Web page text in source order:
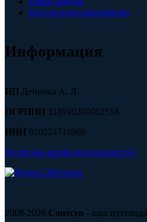
Контактная информация
Информация
ИП Дейнека А. Л.
ОГРНИП 318910200051518
ИНН 910224711869
Политика конфиденциальности
2008-2026 Сантсев - ваш